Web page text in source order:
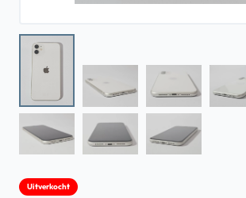
Uitverkocht